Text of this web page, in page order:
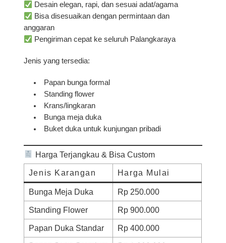
Desain elegan, rapi, dan sesuai adat/agama
Bisa disesuaikan dengan permintaan dan
anggaran
Pengiriman cepat ke seluruh Palangkaraya
Jenis yang tersedia:
Papan bunga formal
Standing flower
Krans/lingkaran
Bunga meja duka
Buket duka untuk kunjungan pribadi
Harga Terjangkau & Bisa Custom
Jenis Karangan Harga Mulai
Bunga Meja Duka Rp 250.000
Standing Flower Rp 900.000
Papan Duka Standar Rp 400.000